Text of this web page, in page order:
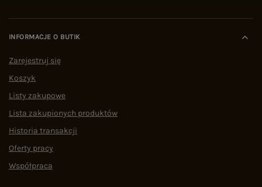
INFORMACJE O BUTIK
Zarejestruj się
Koszyk
Listy zakupowe
Lista zakupionych produktów
Historia transakcji
Oferty pracy
Współpraca